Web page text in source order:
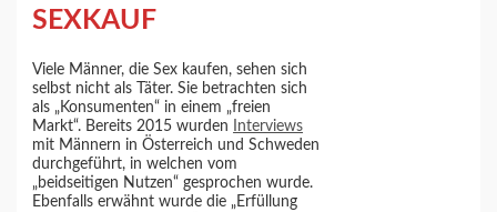
SEXKAUF
Viele Männer, die Sex kaufen, sehen sich
selbst nicht als Täter. Sie betrachten sich
als „Konsumenten“ in einem „freien
Markt“. Bereits 2015 wurden
Interviews
mit Männern in Österreich und Schweden
durchgeführt, in welchen vom
„beidseitigen Nutzen“ gesprochen wurde.
Ebenfalls erwähnt wurde die „Erfüllung